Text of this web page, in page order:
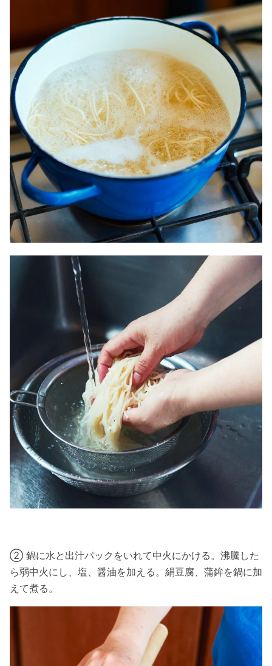
② 鍋に水と出汁パックをいれて中火にかける。沸騰した
ら弱中火にし、塩、醤油を加える。絹豆腐、蒲鉾を鍋に加
えて煮る。